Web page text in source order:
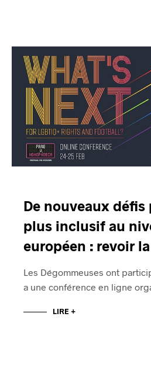
De nouveaux
plus inclusif au
européen : revoir
Les Dégommeuses ont
a une conférence en ligne
LIRE +